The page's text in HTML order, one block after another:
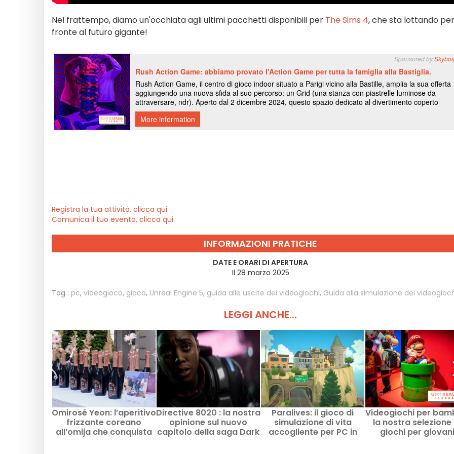
Nel frattempo, diamo un'occhiata agli ultimi pacchetti disponibili per The Sims 4, che sta lottando
fronte al futuro gigante!
Registra la tua attività, clicca qui
Comunica il tuo evento, clicca qui
INFORMAZIONI PRATICHE
DATE E ORARI DI APERTURA
Il 28 marzo 2025
Tag : pc, videogioco, gioco, Unreal Engine 5, guida alle uscite dei videogiochi, Guida alla simulazione dei
LEGGI ANCHE...
Omirosé Yeon: l’aperitivo
frizzante coreano
all’omija che conquista
Directive 8020 : la nostra
opinione sul nuovo
capitolo della saga Dark
Paralives: il gioco di
simulazione di vita
accogliente per PC in
Videogiochi per
la nostra selezione
giochi per giovani